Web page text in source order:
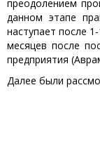
преодолением
данном этапе
наступает после
месяцев после
предприятия
Далее были